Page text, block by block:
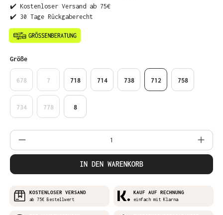
✔️ Kostenloser Versand ab 75€
✔️ 30 Tage Rückgaberecht
Größeauswählen
678 7 718 714 738 712 758
734 778 8
Produkt Anzahl: Gib den gewünschten
IN DEN WARENKORB
KOSTENLOSER VERSAND
ab 75€ Bestellwert
KAUF AUF RECHNUNG
einfach mit Klarna